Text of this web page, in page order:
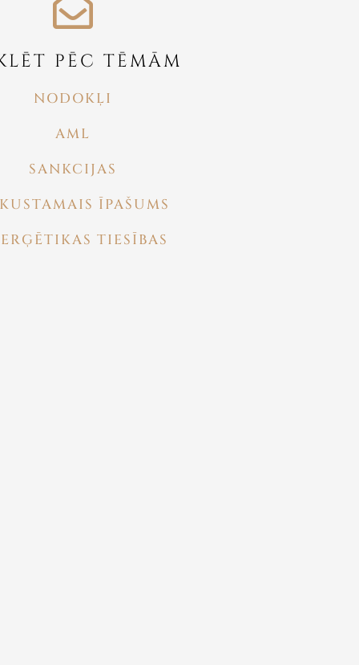
PĒC TĒMĀM
NODOKĻI
AML
SANKCIJAS
ĪPAŠUMS
TIESĪBAS